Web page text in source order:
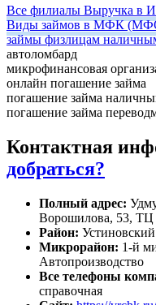
Все филиалы Выручка в
Виды займов в МФК
займы физлицам
автоломбард
микрофинансовая
онлайн погашение займа
погашение займа
погашение займа
Контактная
добраться?
Полный адрес:
Ворошилова, 53, ТЦ
Район:
Микрорайон: 1-й
Автопроизводство
Все телефоны
справочная